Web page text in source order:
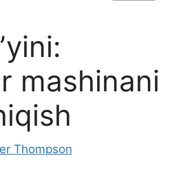
mashinani
Thompson